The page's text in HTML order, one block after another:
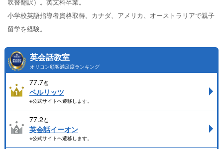
小学校英語指導者資格取得。カナダ、アメリカ、オーストラリアで親子
留学を経験。
英会話教室
オリコン顧客満足度ランキング
77.7点
ベルリッツ
※公式サイトへ遷移します。
77.2点
英会話イーオン
※公式サイトへ遷移します。